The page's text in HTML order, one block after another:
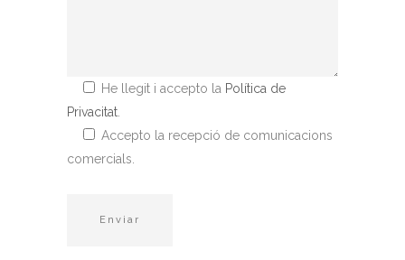
He llegit i accepto la Política de
Privacitat
Accepto la recepció de comunicacions
comercials.